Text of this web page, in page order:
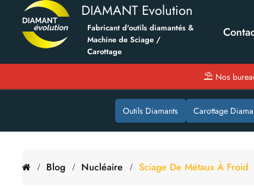
DIAMANT Evolution
Fabricant d'outils diamantés &
Machine de Sciage /
Carottage
⛱ Nos
Outils Diamants Carottage
Blog Nucléaire Sciage De Métaux À Froid